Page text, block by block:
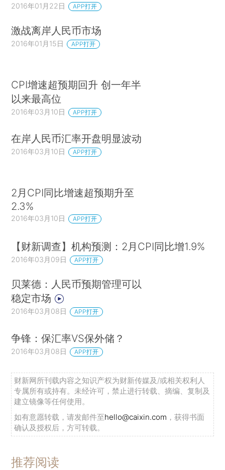
2016年01月22日 APP打开
激战离岸人民币市场
2016年01月15日 APP打开
CPI增速超预期回升 创一年半
以来最高位
2016年03月10日 APP打开
在岸人民币汇率开盘明显波动
2016年03月10日 APP打开
2月CPI同比增速超预期升至
2.3%
2016年03月10日 APP打开
【财新调查】机构预测：2月CPI同比增1.9%
2016年03月09日 APP打开
贝莱德：人民币预期管理可以
稳定市场
2016年03月08日 APP打开
争锋：保汇率VS保外储？
2016年03月08日 APP打开
财新网所刊载内容之知识产权为财新传媒及/或相关权利人
专属所有或持有。未经许可，禁止进行转载、摘编、复制及
建立镜像等任何使用。
如有意愿转载，请发邮件至hello@caixin.com ，获得书面
确认及授权后，方可转载。
推荐阅读